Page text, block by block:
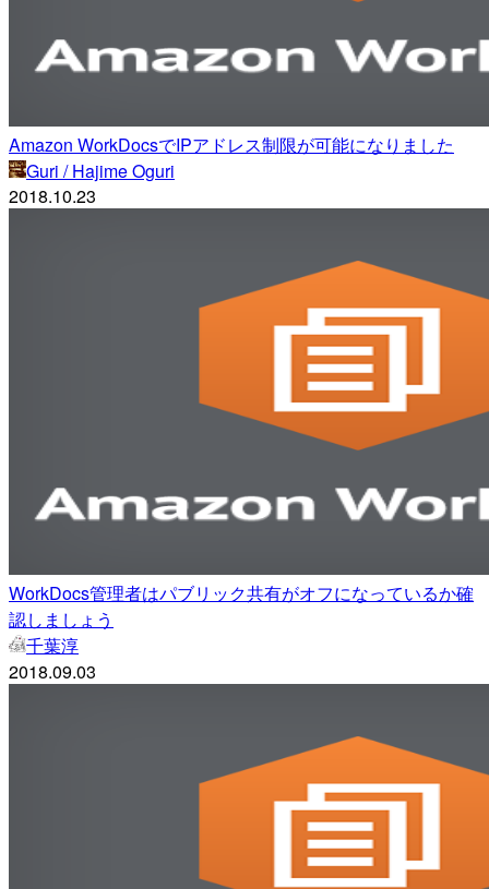
Amazon WorkDocsでIPアドレス制限が可能になりました
Guri / Hajime Oguri
2018.10.23
WorkDocs管理者はパブリック共有がオフになっているか確
認しましょう
千葉淳
2018.09.03